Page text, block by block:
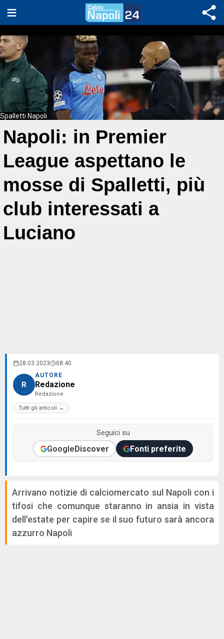
Spalletti Napoli
Napoli: in Premier
League aspettano le
mosse di Spalletti, più
club interessati a
Luciano
28.03.2023 08:40
R
AUTORE
Redazione
Redazione
Tutti gli articoli →
Seguici su
GoogleDiscover Fonti preferite
Arrivano notizie di calciomercato sul Napoli con i
tifosi che comunque staranno in ansia in vista
dell'estate per capire se il suo futuro sarà ancora
azzurro Napoli